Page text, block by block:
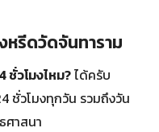
รีดวัดจันทาราม
วโมงไหม?ได้ครับ
ชั่วโมงทุกวัน รวมถึงวัน
าสนา